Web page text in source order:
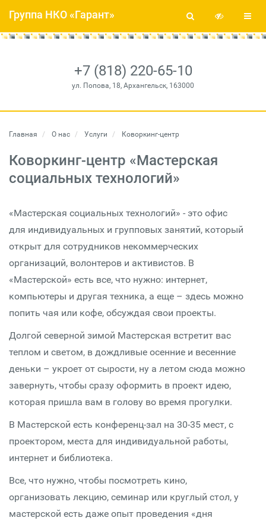
+7 (818) 220-65-10
ул. Попова, 18, Архангельск, 163000
Группа НКО «Гарант»
Главная О нас Услуги Коворкинг-центр
Коворкинг-центр «Мастерская
социальных технологий»
«Мастерская социальных технологий» - это офис
для индивидуальных и групповых занятий, который
открыт для сотрудников некоммерческих
организаций, волонтеров и активистов. В
«Мастерской» есть все, что нужно: интернет,
компьютеры и другая техника, а еще – здесь можно
попить чая или кофе, обсуждая свои проекты.
Долгой северной зимой Мастерская встретит вас
теплом и светом, в дождливые осенние и весенние
деньки – укроет от сырости, ну а летом сюда можно
завернуть, чтобы сразу оформить в проект идею,
которая пришла вам в голову во время прогулки.
В Мастерской есть конференц-зал на 30-35 мест, с
проектором, места для индивидуальной работы,
интернет и библиотека.
Все, что нужно, чтобы посмотреть кино,
организовать лекцию, семинар или круглый стол, у
мастерской есть даже опыт проведения «дня